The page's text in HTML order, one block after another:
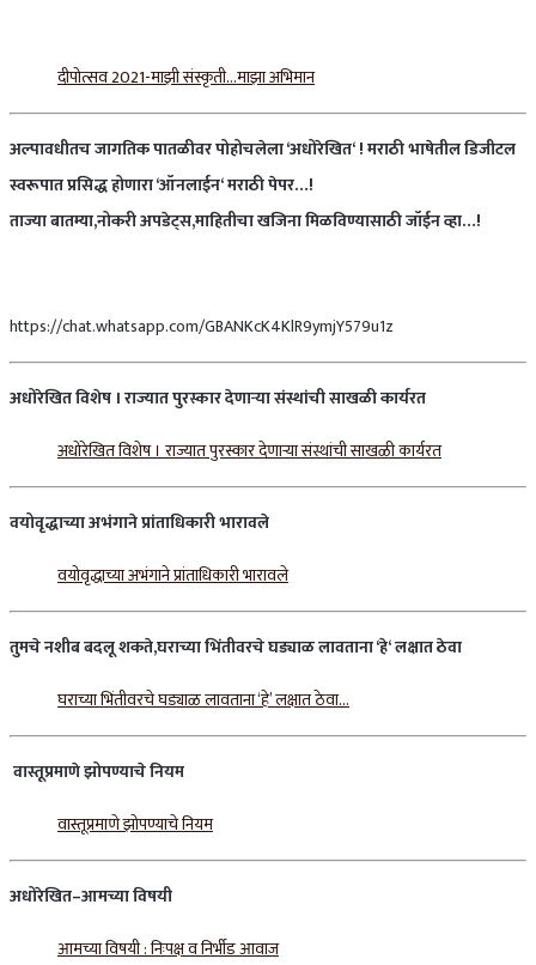
दीपोत्सव 2021-माझी संस्कृती…माझा अभिमान
अल्पावधीतचजागतिकपातळीवरपोहोचलेला‘अधोरेखित‘ !मराठीभाषेतीलडिजीटल
स्वरूपातप्रसिद्धहोणारा‘ऑनलाईन‘मराठीपेपर…!
ताज्याबातम्या,नोकरीअपडेट्स,माहितीचाखजिनामिळविण्यासाठीजॉईनव्हा…!
https://chat.whatsapp.com/GBANKcK4KlR9ymjY579u1z
अधोरेखितविशेष ।राज्यातपुरस्कारदेणार्यासंस्थांचीसाखळीकार्यरत
अधोरेखित विशेष । राज्यात पुरस्कार देणार्‍या संस्थांची साखळी कार्यरत
वयोवृद्धाच्याअभंगानेप्रांताधिकारीभारावले
वयोवृद्धाच्या अभंगाने प्रांताधिकारी भारावले
तुमचेनशीबबदलूशकते,घराच्याभिंतीवरचेघड्याळलावताना‘हे‘लक्षातठेवा
घराच्या भिंतीवरचे घड्याळ लावताना ‘हे’ लक्षात ठेवा…
वास्तूप्रमाणेझोपण्याचेनियम
वास्तूप्रमाणे झोपण्याचे नियम
अधोरेखित–आमच्याविषयी
आमच्या विषयी : निःपक्ष व निर्भीड आवाज